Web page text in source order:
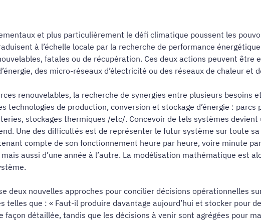
et plus particulièrement le défi climatique poussent les
à l’échelle locale par la recherche de performance
fatales ou de récupération. Ces deux actions peuvent être
des micro-réseaux d’électricité ou des réseaux de chaleur et
renouvelables, la recherche de synergies entre plusieurs besoins
technologies de production, conversion et stockage d’énergie :
stockages thermiques /etc/. Concevoir de tels systèmes
Une des difficultés est de représenter le futur système sur toute
compte de son fonctionnement heure par heure, voire minute
mais aussi d’une année à l’autre. La modélisation mathématique est
deux nouvelles approches pour concilier décisions opérationnelles
telles que : « Faut-il produire davantage aujourd’hui et stocker pour
façon détaillée, tandis que les décisions à venir sont agrégées pour